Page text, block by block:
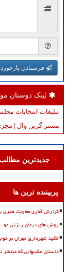
فرستادن بازخورد
لینک دوستان
تبلیغات انتخابات
مستر گرین وال |
جدیدترین مطالب
پربیننده ترین ها
گزارش آماری معاونت هنری بعد از ترک
روش های درمان ریزش مو
تاکید شهرداری تهران بر
داستان عکسهایی که منتشر